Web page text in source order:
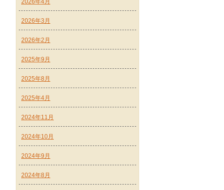
2026年3月
2026年2月
2025年9月
2025年8月
2025年4月
2024年11月
2024年10月
2024年9月
2024年8月